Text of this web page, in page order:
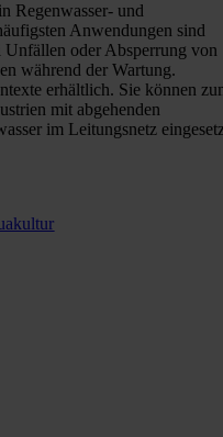
Regenwasser- und
Anwendungen sind
Unfällen oder Absperrung von
während der Wartung.
erhältlich. Sie können
mit abgehenden
im Leitungsnetz